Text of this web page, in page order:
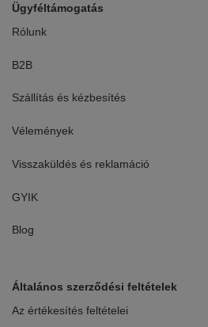
Ügyféltámogatás
Rólunk
B2B
Szállítás és kézbesítés
Vélemények
Visszaküldés és reklamáció
GYIK
Blog
Általános szerződési feltételek
Az értékesítés feltételei